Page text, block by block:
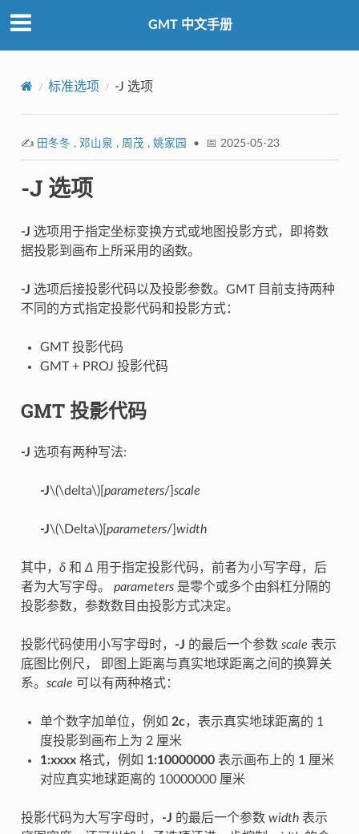
GMT 中文手册
标准选项 -J 选项
✍️ 田冬冬 , 邓山泉 , 周茂 , 姚家园 • 📅 2025-05-23
-J 选项
-J 选项用于指定坐标变换方式或地图投影方式，即将数
据投影到画布上所采用的函数。
-J 选项后接投影代码以及投影参数。GMT 目前支持两种
不同的方式指定投影代码和投影方式：
GMT 投影代码
GMT + PROJ 投影代码
GMT 投影代码
-J 选项有两种写法:
-J\(\delta\)[ parameters/] scale
-J\(\Delta\)[ parameters/] width
其中， δ和Δ用于指定投影代码，前者为小写字母，后
者为大写字母。 parameters是零个或多个由斜杠分隔的
投影参数，参数数目由投影方式决定。
投影代码使用小写字母时， -J 的最后一个参数 scale 表示
底图比例尺， 即图上距离与真实地球距离之间的换算关
系。 scale 可以有两种格式：
单个数字加单位，例如 2c，表示真实地球距离的 1
度投影到画布上为 2 厘米
1:xxxx格式，例如 1:10000000表示画布上的 1 厘米
对应真实地球距离的 10000000 厘米
投影代码为大写字母时， -J 的最后一个参数 width表示